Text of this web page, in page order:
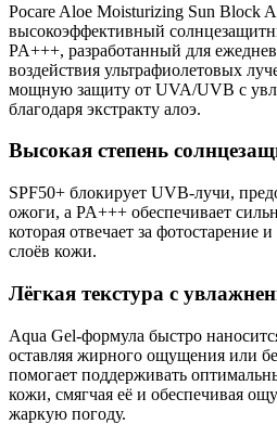
Pocare Aloe Moisturizing Sun Block
высокоэффективный
PA+++, разработанный для
воздействия ультрафиолетовых
мощную защиту от UVA/UVB с
благодаря экстракту алоэ.
Высокая степень
SPF50+ блокирует UVB-лучи,
ожоги, а PA+++ обеспечивает
которая отвечает за фотостарение
слоёв кожи.
Лёгкая текстура с
Aqua Gel-формула быстро
оставляя жирного ощущения или
помогает поддерживать
кожи, смягчая её и обеспечивая
жаркую погоду.